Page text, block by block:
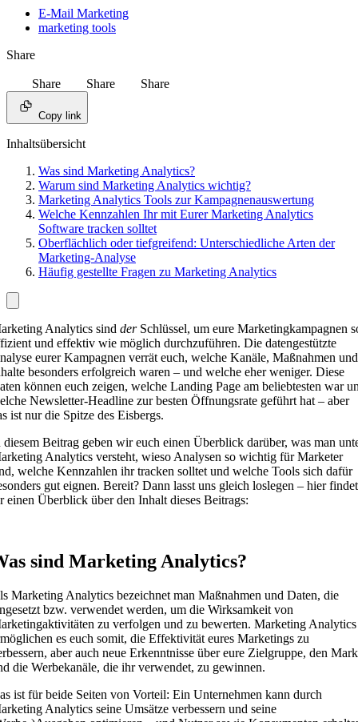
E-Mail Marketing
marketing tools
Share
Share Share Share
Copy link
Inhaltsübersicht
Was sind Marketing Analytics?
Warum sind Marketing Analytics wichtig?
Marketing Analytics Tools zur Kampagnenauswertung
Welche Kennzahlen Ihr mit Eurer Marketing Analytics
Software tracken solltet
Oberflächlich oder tiefgreifend: Unterschiedliche Arten der
Marketing-Analyse
Häufig gestellte Fragen zu Marketing Analytics
Analytics sind der Schlüssel, um eure Marketingkampagnen
und effektiv wie möglich durchzuführen. Die datengestützte
eurer Kampagnen verrät euch, welche Kanäle, Maßnahmen und
besonders erfolgreich waren – und welche eher weniger. Diese
können euch zeigen, welche Landing Page am beliebtesten war
Newsletter-Headline zur besten Öffnungsrate geführt hat – aber
ist nur die Spitze des Eisbergs.
diesem Beitrag geben wir euch einen Überblick darüber, was man
Analytics versteht, wieso Analysen so wichtig für Marketer
welche Kennzahlen ihr tracken solltet und welche Tools sich dafür
gut eignen. Bereit? Dann lasst uns gleich loslegen – hier findet
einen Überblick über den Inhalt dieses Beitrags:
sind Marketing Analytics?
Marketing Analytics bezeichnet man Maßnahmen und Daten, die
bzw. verwendet werden, um die Wirksamkeit von
zu verfolgen und zu bewerten. Marketing Analytics
es euch somit, die Effektivität eures Marketings zu
aber auch neue Erkenntnisse über eure Zielgruppe, den
die Werbekanäle, die ihr verwendet, zu gewinnen.
ist für beide Seiten von Vorteil: Ein Unternehmen kann durch
Analytics seine Umsätze verbessern und seine